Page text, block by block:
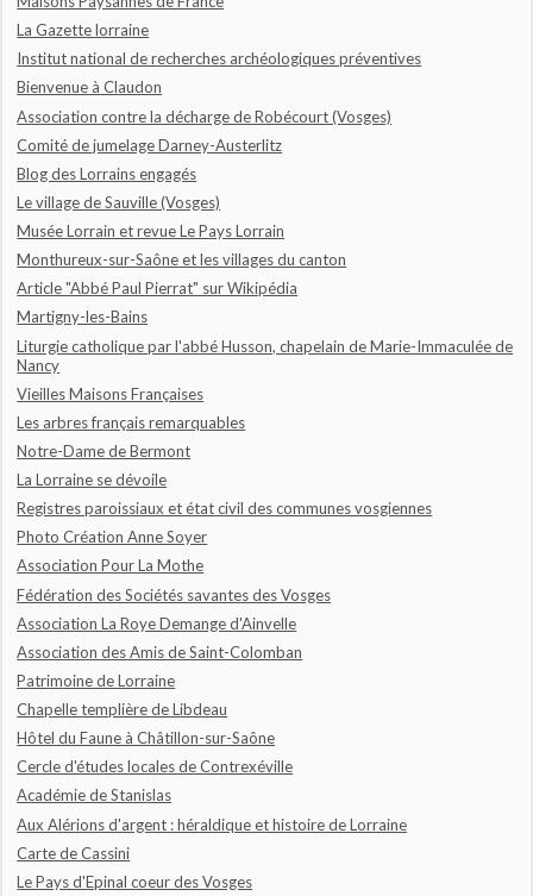
La Gazette lorraine
Institut national de recherches archéologiques préventives
Bienvenue à Claudon
Association contre la décharge de Robécourt (Vosges)
Comité de jumelage Darney-Austerlitz
Blog des Lorrains engagés
Le village de Sauville (Vosges)
Musée Lorrain et revue Le Pays Lorrain
Monthureux-sur-Saône et les villages du canton
Article "Abbé Paul Pierrat" sur Wikipédia
Martigny-les-Bains
Liturgie catholique par l'abbé Husson, chapelain de Marie-Immaculée de
Nancy
Vieilles Maisons Françaises
Les arbres français remarquables
Notre-Dame de Bermont
La Lorraine se dévoile
Registres paroissiaux et état civil des communes vosgiennes
Photo Création Anne Soyer
Association Pour La Mothe
Fédération des Sociétés savantes des Vosges
Association La Roye Demange d'Ainvelle
Association des Amis de Saint-Colomban
Patrimoine de Lorraine
Chapelle templière de Libdeau
Hôtel du Faune à Châtillon-sur-Saône
Cercle d'études locales de Contrexéville
Académie de Stanislas
Aux Alérions d'argent : héraldique et histoire de Lorraine
Carte de Cassini
Le Pays d'Epinal coeur des Vosges